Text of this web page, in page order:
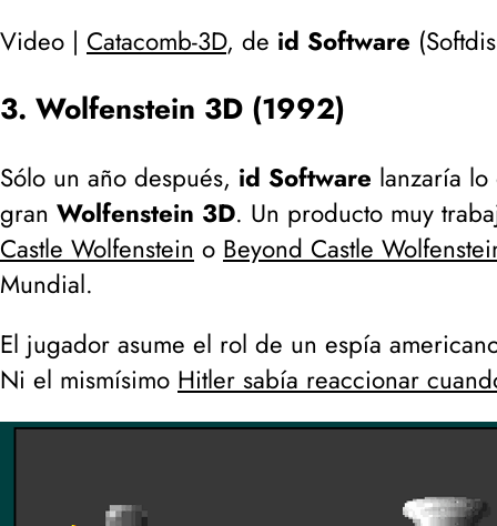
Video | Catacomb-3D, de id Software (
3. Wolfenstein 3D (1992)
Sólo un año después, id Software lanzaría
gran Wolfenstein 3D. Un producto muy
Castle Wolfenstein o Beyond Castle
Mundial.
El jugador asume el rol de un espía
Ni el mismísimo Hitler sabía reaccionar